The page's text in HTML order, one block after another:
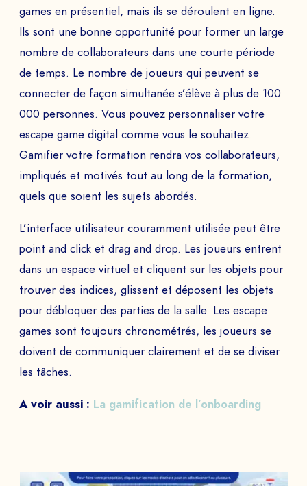
games en présentiel, mais ils se déroulent en ligne.
Ils sont une bonne opportunité pour former un large
nombre de collaborateurs dans une courte période
de temps. Le nombre de joueurs qui peuvent se
connecter de façon simultanée s’élève à plus de 100
000 personnes. Vous pouvez personnaliser votre
escape game digital comme vous le souhaitez.
Gamifier votre formation rendra vos collaborateurs,
impliqués et motivés tout au long de la formation,
quels que soient les sujets abordés.
L’interface utilisateur couramment utilisée peut être
point and click et drag and drop. Les joueurs entrent
dans un espace virtuel et cliquent sur les objets pour
trouver des indices, glissent et déposent les objets
pour débloquer des parties de la salle. Les escape
games sont toujours chronométrés, les joueurs se
doivent de communiquer clairement et de se diviser
les tâches.
A voir aussi : La gamification de l’onboarding